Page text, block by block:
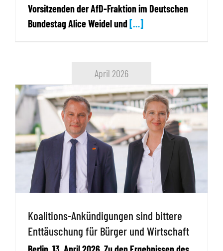
Vorsitzenden der AfD-Fraktion im Deutschen
Bundestag Alice Weidel und […]
April 2026
Koalitions-Ankündigungen sind bittere
Enttäuschung für Bürger und Wirtschaft